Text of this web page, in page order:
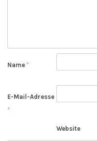
Name *
E-Mail-Adresse
*
Website